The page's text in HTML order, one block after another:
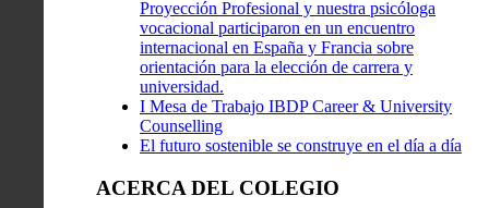
Proyección Profesional y nuestra psicóloga
vocacional participaron en un encuentro
internacional en España y Francia sobre
orientación para la elección de carrera y
universidad.
I Mesa de Trabajo IBDP Career & University
Counselling
El futuro sostenible se construye en el día a día
ACERCA DEL COLEGIO